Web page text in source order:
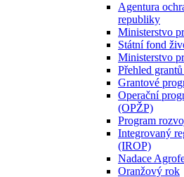
Agentura
republiky
Ministerstvo
Státní fond
Ministerstvo
Přehled
Grantové
Operační
(OPŽP)
Program
Integrovaný
(IROP)
Nadace
Oranžový rok